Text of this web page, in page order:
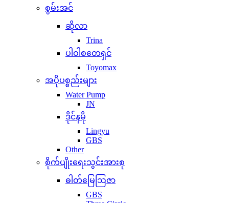
စွမ်းအင်
ဆိုလာ
Trina
ပါဝါစတေရှင်
Toyomax
အပိုပစ္စည်းများ
Water Pump
JN
ဒိုင်နမို
Lingyu
GBS
Other
စိုက်ပျိုးရေးသွင်းအားစု
ဓါတ်မြေဩဇာ
GBS